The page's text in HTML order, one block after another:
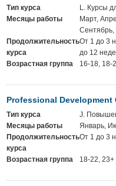
Тип курса
L. Курсы
Месяцы работы
Март,
Сентябрь,
Продолжительность
курса
От 1 до 3
до 12
Возрастная группа
16-18, 18-
Professional Development
Тип курса
J.
Месяцы работы
Январь,
Продолжительность
курса
От 1 до 3
Возрастная группа 18-22, 23+